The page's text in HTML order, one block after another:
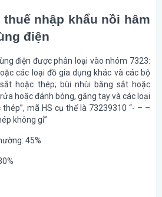
thuế nhập khẩu nồi hâm
điện
điện được phân loại vào nhóm 7323:
các loại đồ gia dụng khác và các bộ
hoặc thép; bùi nhùi bằng sắt hoặc
hoặc đánh bóng, găng tay và các loại
mã HS cụ thể là 73239310 “- – –
không gỉ”
45%